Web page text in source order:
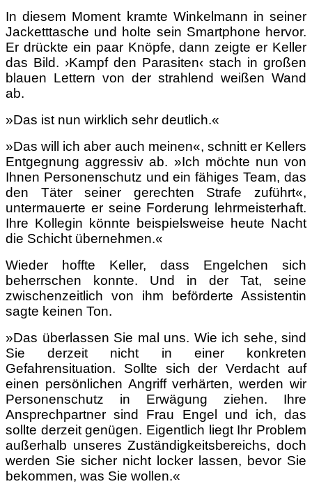
In diesem Moment kramte Winkelmann in seiner
Jacketttasche und holte sein Smartphone hervor.
Er drückte ein paar Knöpfe, dann zeigte er Keller
das Bild. ›Kampf den Parasiten‹ stach in großen
blauen Lettern von der strahlend weißen Wand
ab.
»Das ist nun wirklich sehr deutlich.«
»Das will ich aber auch meinen«, schnitt er Kellers
Entgegnung aggressiv ab. »Ich möchte nun von
Ihnen Personenschutz und ein fähiges Team, das
den Täter seiner gerechten Strafe zuführt«,
untermauerte er seine Forderung lehrmeisterhaft.
Ihre Kollegin könnte beispielsweise heute Nacht
die Schicht übernehmen.«
Wieder hoffte Keller, dass Engelchen sich
beherrschen konnte. Und in der Tat, seine
zwischenzeitlich von ihm beförderte Assistentin
sagte keinen Ton.
»Das überlassen Sie mal uns. Wie ich sehe, sind
Sie derzeit nicht in einer konkreten
Gefahrensituation. Sollte sich der Verdacht auf
einen persönlichen Angriff verhärten, werden wir
Personenschutz in Erwägung ziehen. Ihre
Ansprechpartner sind Frau Engel und ich, das
sollte derzeit genügen. Eigentlich liegt Ihr Problem
außerhalb unseres Zuständigkeitsbereichs, doch
werden Sie sicher nicht locker lassen, bevor Sie
bekommen, was Sie wollen.«